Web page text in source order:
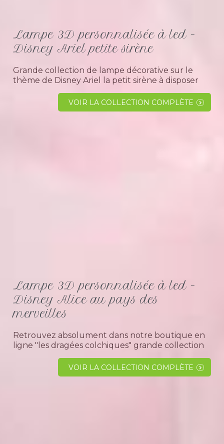
Lampe 3D personnalisée à led -
Disney Ariel petite sirène
Grande collection de lampe décorative sur le
thème de Disney Ariel la petit sirène à disposer
enfant.Idée cadeau original pour fille Si vous
chercher une idée...
VOIR LA COLLECTION COMPLÈTE
Lampe 3D personnalisée à led -
Disney Alice au pays des
merveilles
Retrouvez absolument dans notre boutique en
ligne "les dragées colchiques" grande collection
personnage Alice aux pays des
merveilles.Trouvez une belle idée cadeau pour...
VOIR LA COLLECTION COMPLÈTE